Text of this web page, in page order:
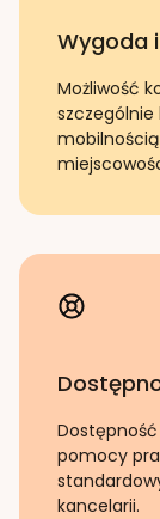
Wygoda
Możliwość
pomocy
kancelarii.